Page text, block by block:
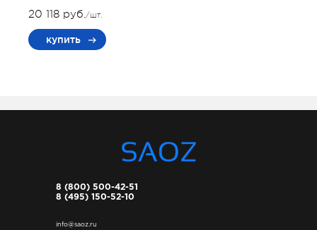
20 118 руб./шт.
купить
8 (800) 500-42-51
8 (495) 150-52-10
info@saoz.ru